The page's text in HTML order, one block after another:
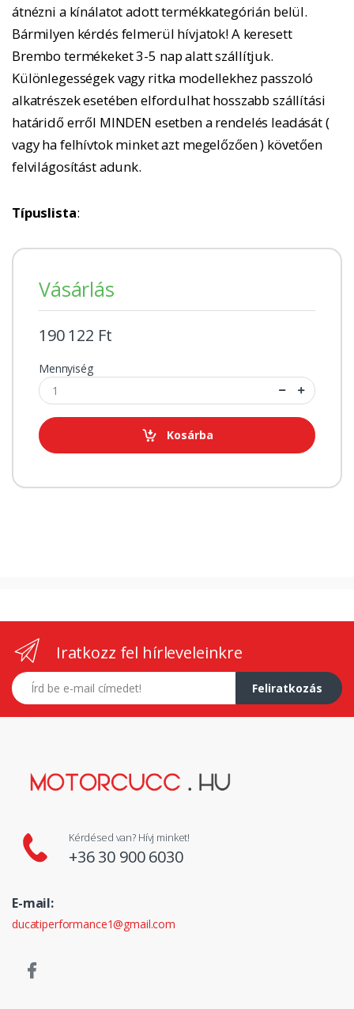
átnézni a kínálatot adott termékkategórián belül.
Bármilyen kérdés felmerül hívjatok! A keresett
Brembo termékeket 3-5 nap alatt szállítjuk.
Különlegességek vagy ritka modellekhez passzoló
alkatrészek esetében elfordulhat hosszabb szállítási
határidő erről MINDEN esetben a rendelés leadását (
vagy ha felhívtok minket azt megelőzően ) követően
felvilágosítást adunk.
Típuslista:
Vásárlás
190 122 Ft
Mennyiség
Kosárba
Iratkozz fel hírleveleinkre
E-mail címed
Feliratkozás
Kérdésed van? Hívj minket!
+36 30 900 6030
E-mail:
ducatiperformance1@gmail.com